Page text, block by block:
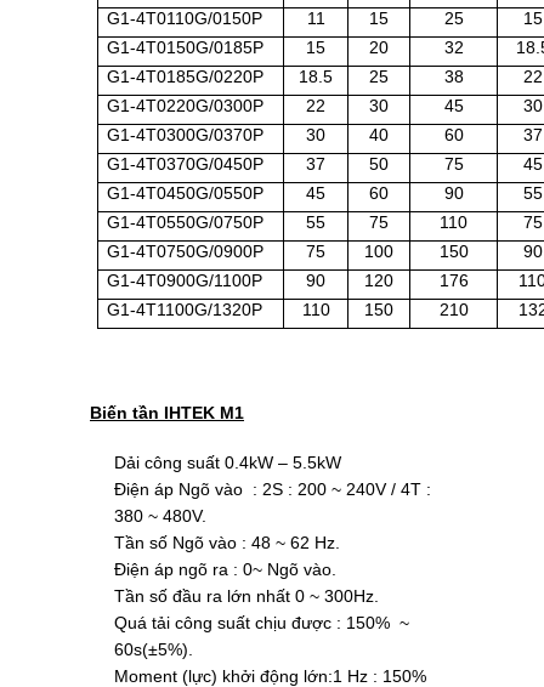
G1-4T0110G/0150P
11 15 25
15
G1-4T0150G/0185P
15 20 32
G1-4T0185G/0220P
18.5 25 38
22
G1-4T0220G/0300P
22 30 45
30
G1-4T0300G/0370P
30 40 60
37
G1-4T0370G/0450P
37 50 75
45
G1-4T0450G/0550P
45 60 90
55
G1-4T0550G/0750P
55 75 110
75
G1-4T0750G/0900P
75 100 150
90
G1-4T0900G/1100P
90 120 176
G1-4T1100G/1320P
110 150 210
Biến tần IHTEK M1
Dải công suất 0.4kW – 5.5kW
Điện áp Ngõ vào : 2S : 200 ~ 240V / 4T :
380 ~ 480V.
Tần số Ngõ vào : 48 ~ 62 Hz.
Điện áp ngõ ra : 0~ Ngõ vào.
Tần số đầu ra lớn nhất 0 ~ 300Hz.
Quá tải công suất chịu được : 150% ~
60s(±5%).
Moment (lực) khởi động lớn:1 Hz : 150%